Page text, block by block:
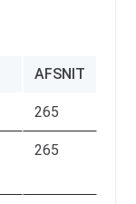
AFSNIT
265
265